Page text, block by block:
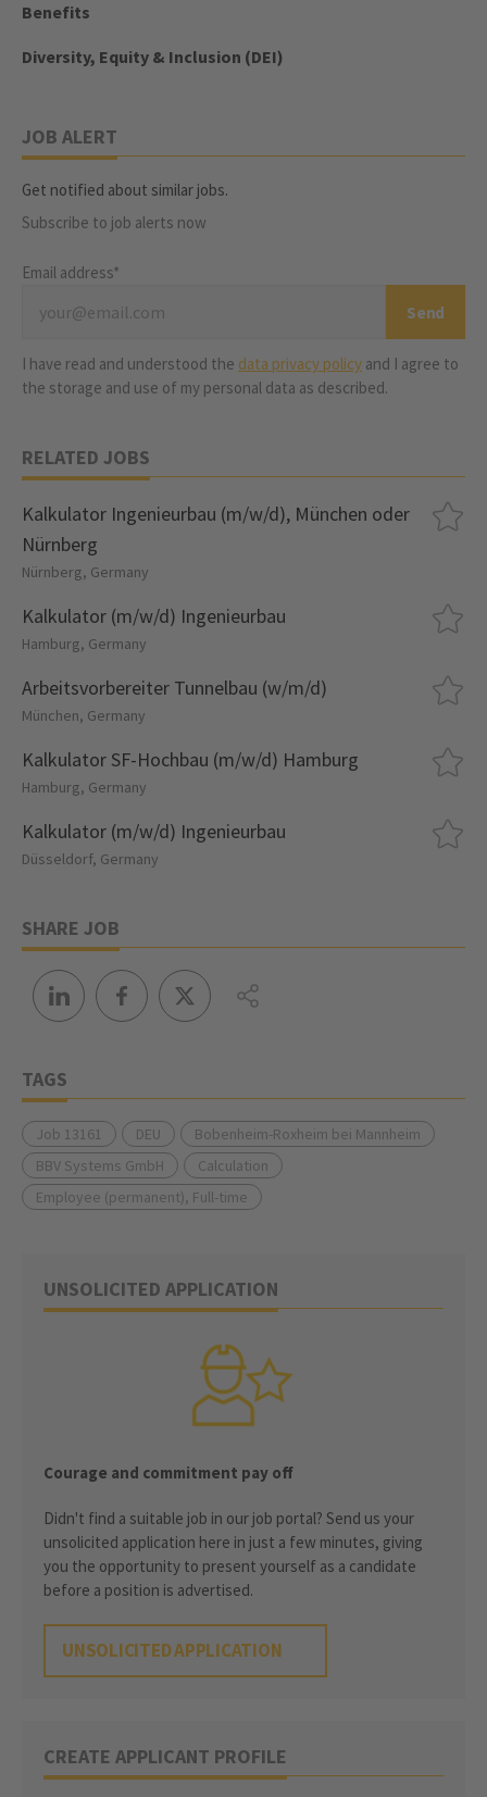
Benefits
Diversity, Equity & Inclusion (DEI)
JOB ALERT
Get notified about similar jobs.
Subscribe to job alerts now
Email address*
I have read and understood the data privacy policy and I agree to
the storage and use of my personal data as described.
RELATED JOBS
Kalkulator Ingenieurbau (m/w/d), München oder
Nürnberg
Nürnberg, Germany
Kalkulator (m/w/d) Ingenieurbau
Hamburg, Germany
Arbeitsvorbereiter Tunnelbau (w/m/d)
München, Germany
Kalkulator SF-Hochbau (m/w/d) Hamburg
Hamburg, Germany
Kalkulator (m/w/d) Ingenieurbau
Düsseldorf, Germany
SHARE JOB
TAGS
Job 13161 DEU
Bobenheim-Roxheim bei Mannheim
BBV Systems GmbH
Calculation
Employee (permanent), Full-time
UNSOLICITED APPLICATION
Courage and commitment pay off
Didn't find a suitable job in our job portal? Send us your
unsolicited application here in just a few minutes, giving
you the opportunity to present yourself as a candidate
before a position is advertised.
UNSOLICITED APPLICATION
CREATE APPLICANT PROFILE